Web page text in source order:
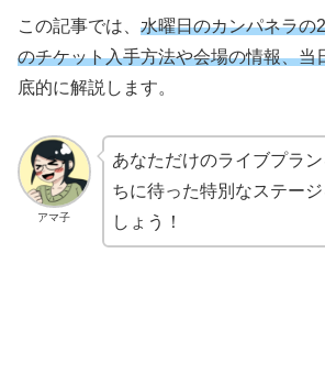
この記事では、 水曜日のカンパネラの
のチケット入手方法や会場の情報、当
底的に解説します。
アマ子
あなただけのライブプラ
ちに待った特別なステー
しょう！